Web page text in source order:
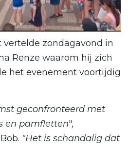
vertelde zondagavond in
Renze waarom hij zich
het evenement voortijdig
geconfronteerd met
en pamfletten",
"Het is schandalig dat